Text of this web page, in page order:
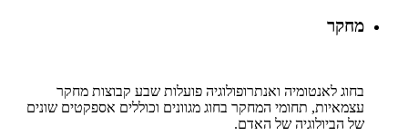
מחקר
בחוג לאנטומיה ואנתרופולוגיה פועלות שבע קבוצות מחקר
עצמאיות, תחומי המחקר בחוג מגוונים וכוללים אספקטים שונים
של הביולוגיה של האדם.